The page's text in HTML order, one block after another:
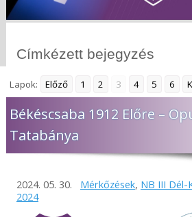
Címkézett bejegyzés
Lapok: Előző 1 2 3 4 5 6
Békéscsaba 1912 Előre –
Tatabánya
2024. 05. 30. Mérkőzések, NB III
2024